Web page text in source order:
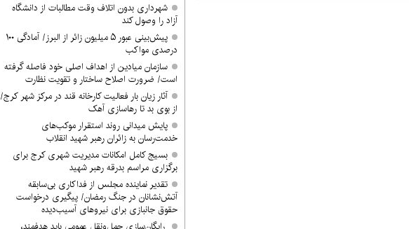
شهرداری بدون اتلاف وقت مطالبات از دانشگاه
آزاد را وصول کند
پیش‌بینی عبور ۵ میلیون زائر از البرز/ آمادگی ۱۰۰
درصدی مواکب
سازمان میادین از اهداف اصلی خود فاصله گرفته
است/ ضرورت اصلاح ساختار و تقویت نظارت
آثار زیان بار فعالیت کارخانه قند در مرکز شهر کرج/
از بوی بد تا رهاسازی آهک
پایش میدانی روند استقرار موکب‌های
خدمت‌رسان به زائران رهبر شهید انقلاب
بسیج کامل امکانات مدیریت شهری کرج برای
برگزاری مراسم بدرقه رهبر شهید
تقدیر نماینده مجلس از فداکاری بی‌سابقه
آتش‌نشانان در جنگ رمضان/ پیگیری درخواست
حقوق جانبازی برای نیروهای آسیب‌دیده